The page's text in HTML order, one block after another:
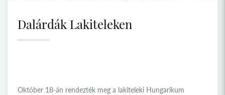
Dalárdák Lakiteleken
Október 18-án rendezték meg a lakiteleki Hungarikum